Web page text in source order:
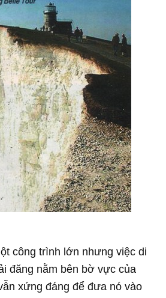
công trình lớn nhưng việc di
đăng nằm bên bờ vực của
xứng đáng để đưa nó vào